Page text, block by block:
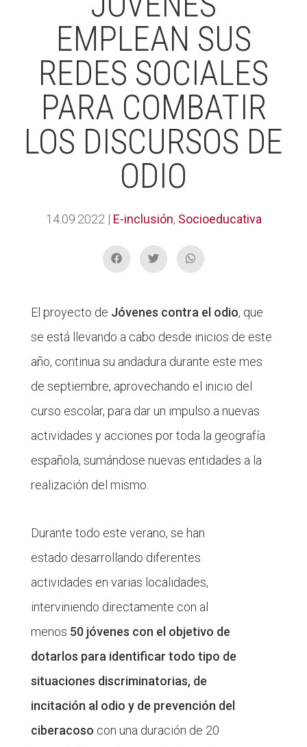
EMPLEAN SUS
REDES SOCIALES
PARA COMBATIR
LOS DISCURSOS DE
ODIO
14.09.2022 | E-inclusión, Socioeducativa
El proyecto de Jóvenes contra el odio, que
se está llevando a cabo desde inicios de este
año, continua su andadura durante este mes
de septiembre, aprovechando el inicio del
curso escolar, para dar un impulso a nuevas
actividades y acciones por toda la geografía
española, sumándose nuevas entidades a la
realización del mismo.
Durante todo este verano, se han
estado desarrollando diferentes
actividades en varias localidades,
interviniendo directamente con al
menos 50 jóvenes con el objetivo de
dotarlos para identificar todo tipo de
situaciones discriminatorias, de
incitación al odio y de prevención del
ciberacoso con una duración de 20